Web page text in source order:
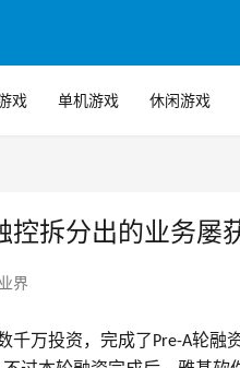
戏 单机游戏 休闲游戏
拆分出的业务屡
界
千万投资，完成了Pre-A轮融